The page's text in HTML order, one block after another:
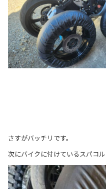
さすがバッチリです。
次にバイクに付けているスパコ